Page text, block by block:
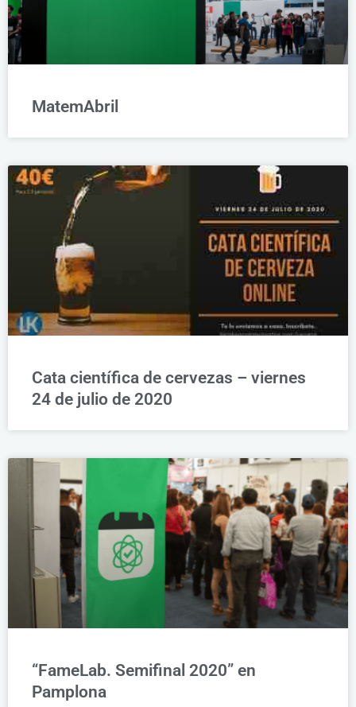
MatemAbril
Cata científica de cervezas – viernes
24 de julio de 2020
“FameLab. Semifinal 2020” en
Pamplona